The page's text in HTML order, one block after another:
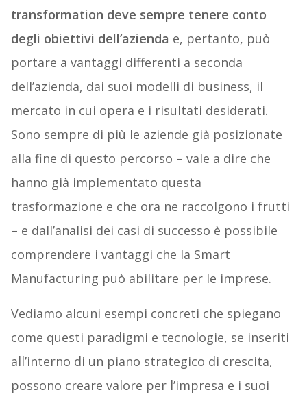
transformation deve sempre tenere conto
degli obiettivi dell’azienda e, pertanto, può
portare a vantaggi differenti a seconda
dell’azienda, dai suoi modelli di business, il
mercato in cui opera e i risultati desiderati.
Sono sempre di più le aziende già posizionate
alla fine di questo percorso – vale a dire che
hanno già implementato questa
trasformazione e che ora ne raccolgono i frutti
– e dall’analisi dei casi di successo è possibile
comprendere i vantaggi che la Smart
Manufacturing può abilitare per le imprese.
Vediamo alcuni esempi concreti che spiegano
come questi paradigmi e tecnologie, se inseriti
all’interno di un piano strategico di crescita,
possono creare valore per l’impresa e i suoi